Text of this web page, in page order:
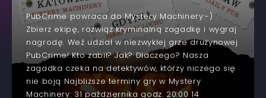
PubCrime powraca do Mystery Machinery:-)
Zbierz ekipę, rozwiąż kryminalną zagadkę i wygraj
nagrodę. Weź udział w niezwykłej grze drużynowej
PubCrime! Kto zabił? Jak? Dlaczego? Nasza
zagadka czeka na detektywów, którzy niczego się
nie boją Najbliższe terminy gry w Mystery
Machinery: 31 października godz. 20:00 14